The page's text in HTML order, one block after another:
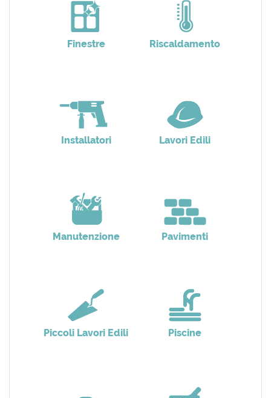
Finestre Riscaldamento
Installatori Lavori Edili
Manutenzione Pavimenti
Piccoli Lavori Edili Piscine